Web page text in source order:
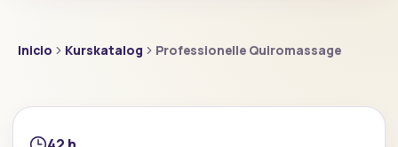
Inicio Kurskatalog Professionelle Quiromassage